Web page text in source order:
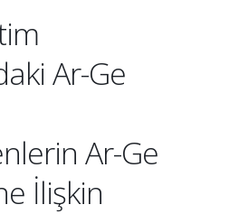
Ar-Ge
Ar-Ge
İlişkin